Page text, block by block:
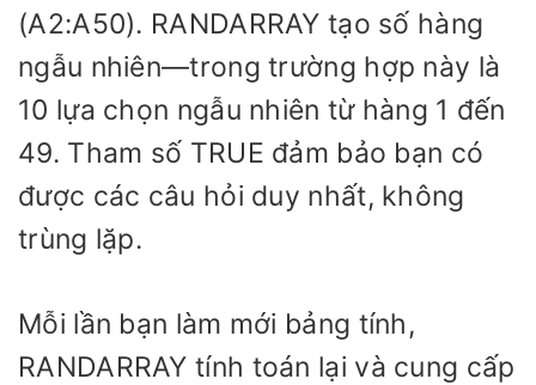
(A2:A50). RANDARRAY tạo số hàng
ngẫu nhiên—trong trường hợp này là
10 lựa chọn ngẫu nhiên từ hàng 1 đến
49. Tham số TRUE đảm bảo bạn có
được các câu hỏi duy nhất, không
trùng lặp.
Mỗi lần bạn làm mới bảng tính,
RANDARRAY tính toán lại và cung cấp